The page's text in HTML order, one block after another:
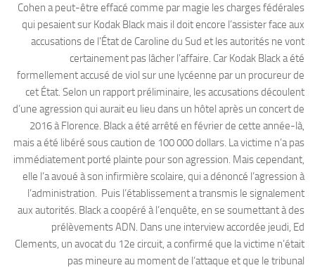
Cohen a peut-être effacé comme par magie les charges fédérales
qui pesaient sur Kodak Black mais il doit encore l’assister face aux
accusations de l’État de Caroline du Sud et les autorités ne vont
certainement pas lâcher l’affaire. Car Kodak Black a été
formellement accusé de viol sur une lycéenne par un procureur de
cet État. Selon un rapport préliminaire, les accusations découlent
d’une agression qui aurait eu lieu dans un hôtel après un concert de
2016 à Florence. Black a été arrêté en février de cette année-là,
mais a été libéré sous caution de 100 000 dollars. La victime n’a pas
immédiatement porté plainte pour son agression. Mais cependant,
elle l’a avoué à son infirmière scolaire, qui a dénoncé l’agression à
l’administration. Puis l’établissement a transmis le signalement
aux autorités. Black a coopéré à l’enquête, en se soumettant à des
prélèvements ADN. Dans une interview accordée jeudi, Ed
Clements, un avocat du 12e circuit, a confirmé que la victime n’était
pas mineure au moment de l’attaque et que le tribunal